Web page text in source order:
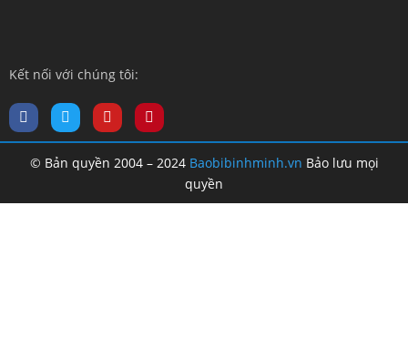
Kết nối với chúng tôi:
© Bản quyền 2004 – 2024 Baobibinhminh.vn Bảo lưu mọi
quyền